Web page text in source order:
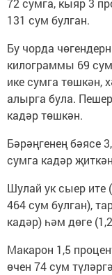
72 сумга, кыяр 3
131 сум булган.
Бу чорда
килограммы 69
ике сумга төшкән,
алырга була.
кадәр төшкән.
Бәрәңгенең бәясе
сумга кадәр
Шулай ук сыер ите
464 сум булган),
кадәр) һәм дөге
Макарон 1,5
өчен 74 сум